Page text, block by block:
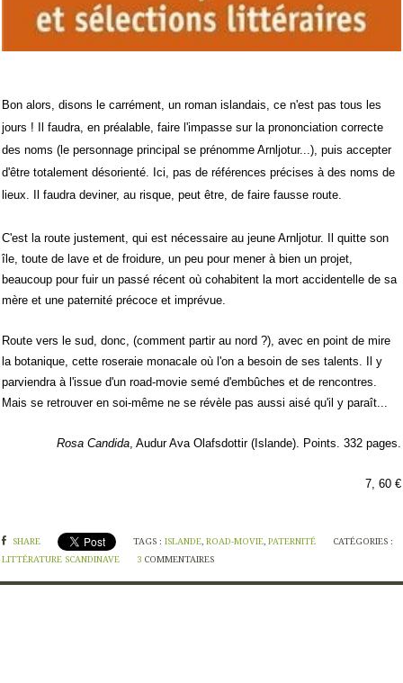
Bon alors, disons le carrément, un roman islandais, ce n'est pas tous les
jours ! Il faudra, en préalable, faire l'impasse sur la prononciation correcte
des noms (le personnage principal se prénomme Arnljotur...), puis accepter
d'être totalement désorienté. Ici, pas de références précises à des noms de
lieux. Il faudra deviner, au risque, peut être, de faire fausse route.
C'est la route justement, qui est nécessaire au jeune Arnljotur. Il quitte son
île, toute de lave et de froidure, un peu pour mener à bien un projet,
beaucoup pour fuir un passé récent où cohabitent la mort accidentelle de sa
mère et une paternité précoce et imprévue.
Route vers le sud, donc, (comment partir au nord ?), avec en point de mire
la botanique, cette roseraie monacale où l'on a besoin de ses talents. Il y
parviendra à l'issue d'un road-movie semé d'embûches et de rencontres.
Mais se retrouver en soi-même ne se révèle pas aussi aisé qu'il y paraît...
Rosa Candida, Audur Ava Olafsdottir (Islande). Points. 332 pages.
7, 60 €
SHARE TAGS :ISLANDE,ROAD-MOVIE,PATERNITÉ
CATÉGORIES :
LITTÉRATURE SCANDINAVE
3 COMMENTAIRES